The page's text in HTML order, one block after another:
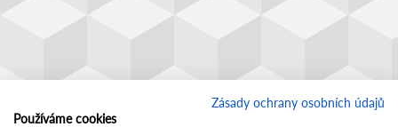
Zásady ochrany osobních údajů
Používáme cookies